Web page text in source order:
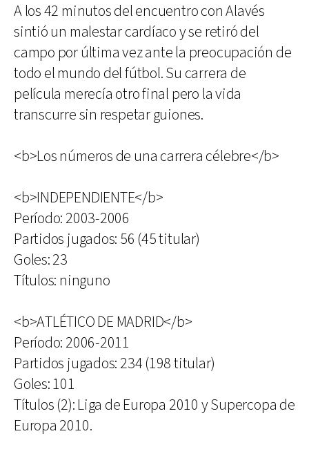
A los 42 minutos del encuentro con Alavés
sintió un malestar cardíaco y se retiró del
campo por última vez ante la preocupación de
todo el mundo del fútbol. Su carrera de
película merecía otro final pero la vida
transcurre sin respetar guiones.
<b>Los números de una carrera célebre</b>
<b>INDEPENDIENTE</b>
Período: 2003-2006
Partidos jugados: 56 (45 titular)
Goles: 23
Títulos: ninguno
<b>ATLÉTICO DE MADRID</b>
Período: 2006-2011
Partidos jugados: 234 (198 titular)
Goles: 101
Títulos (2): Liga de Europa 2010 y Supercopa de
Europa 2010.